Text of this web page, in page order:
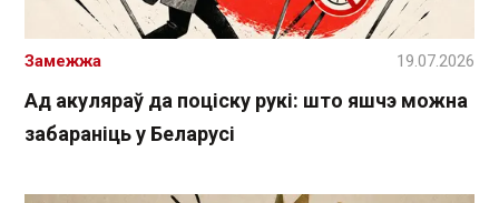
Ад акуляраў да поціску рукі: што яшчэ можна
забараніць у Беларусі
Замежжа 19.07.2026